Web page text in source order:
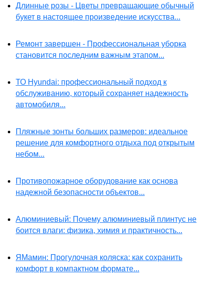
Длинные розы - Цветы превращающие обычный
букет в настоящее произведение искусства...
Ремонт завершен - Профессиональная уборка
становится последним важным этапом...
ТО Hyundai: профессиональный подход к
обслуживанию, который сохраняет надежность
автомобиля...
Пляжные зонты больших размеров: идеальное
решение для комфортного отдыха под открытым
небом...
Противопожарное оборудование как основа
надежной безопасности объектов...
Алюминиевый: Почему алюминиевый плинтус не
боится влаги: физика, химия и практичность...
ЯМамин: Прогулочная коляска: как сохранить
комфорт в компактном формате...